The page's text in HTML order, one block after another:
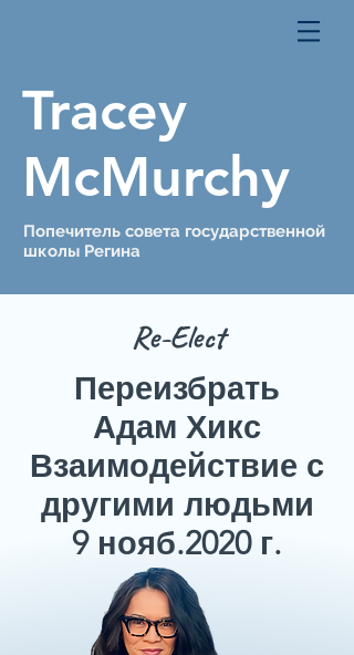
Tracey
McMurchy
Попечитель совета государственной
школы Регина
Re-Elect
Переизбрать
Адам Хикс
Взаимодействие с
другими людьми
9 нояб.2020 г.